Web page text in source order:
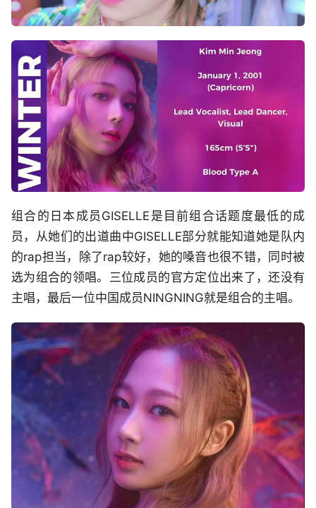
组合的日本成员GISELLE是目前组合话题度最低的成
员，从她们的出道曲中GISELLE部分就能知道她是队内
的rap担当，除了rap较好，她的嗓音也很不错，同时被
选为组合的领唱。三位成员的官方定位出来了，还没有
主唱，最后一位中国成员NINGNING就是组合的主唱。